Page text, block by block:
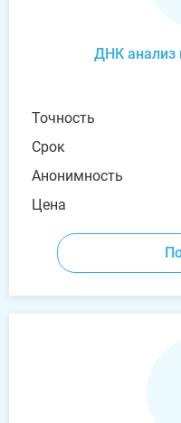
ДНК анализ
Точность
Срок
Анонимность
Цена